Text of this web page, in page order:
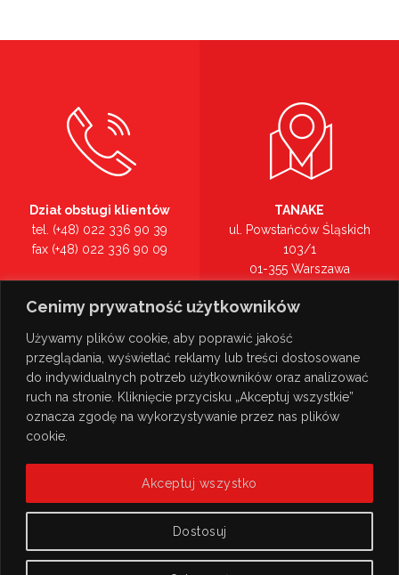
Cenimy prywatność użytkowników
Używamy plików cookie, aby poprawić jakość
przeglądania, wyświetlać reklamy lub treści dostosowane
do indywidualnych potrzeb użytkowników oraz analizować
ruch na stronie. Kliknięcie przycisku „Akceptuj wszystkie”
oznacza zgodę na wykorzystywanie przez nas plików
cookie.
Dostosuj
Akceptuj wszystko
Dział obsługi klientów
tel. (+48) 022 336 90 39
fax (+48) 022 336 90 09
tel. (+48) 022 336 90 00
TANAKE
ul. Powstańców Śląskich
103/1
01-355 Warszawa
Zobacz na mapie >